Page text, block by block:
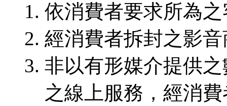
依消費者要求所為
經消費者拆封之影
非以有形媒介提供
之線上服務，經消